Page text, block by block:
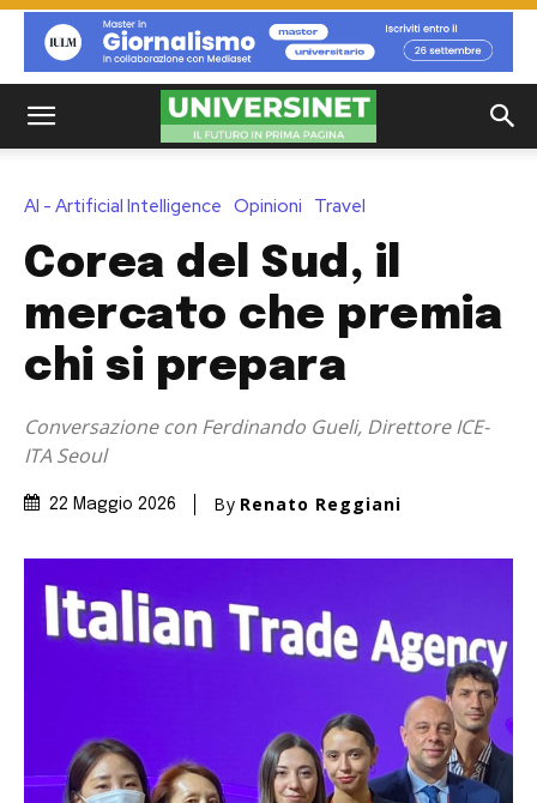
AI - Artificial Intelligence Opinioni Travel
Corea del Sud, il
mercato che premia
chi si prepara
Conversazione con Ferdinando Gueli, Direttore ICE-
ITA Seoul
22 Maggio 2026 By Renato Reggiani